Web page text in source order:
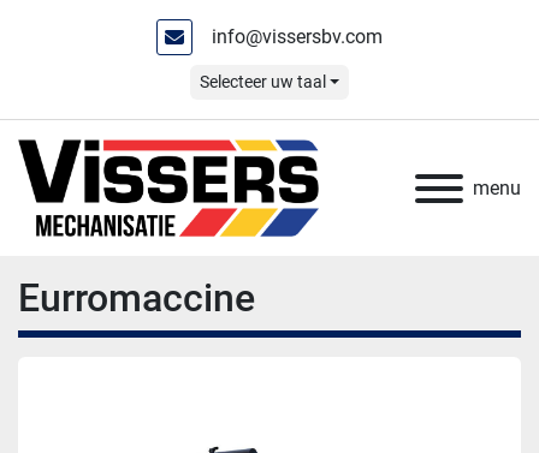
info@vissersbv.com
Selecteer uw taal
menu
Eurromaccine